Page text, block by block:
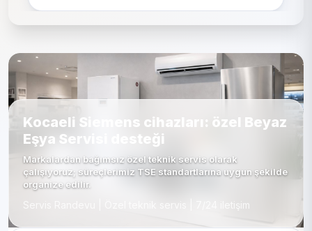
Kocaeli Siemens cihazları: özel Beyaz
Eşya Servisi desteği
Markalardan bağımsız özel teknik servis olarak
çalışıyoruz; süreçlerimiz TSE standartlarına uygun şekilde
organize edilir.
Servis Randevu | Özel teknik servis | 7/24 iletişim